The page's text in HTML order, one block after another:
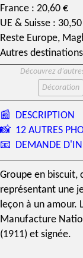
France : 20,60 €
UE & Suisse :
Reste Europe,
Autres
Découvrez
Décoration
📰 DESCRIPTION
📸 12 AUTRES
📧 DEMANDE
Groupe en biscuit,
représentant une
leçon à un amour.
Manufacture
(1911) et signée.